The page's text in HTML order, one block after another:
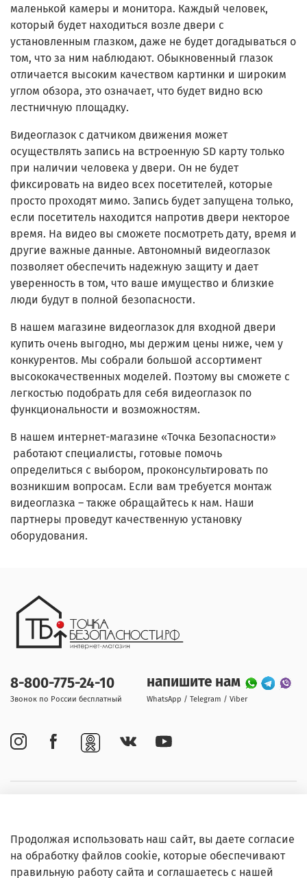
маленькой камеры и монитора. Каждый человек,
который будет находиться возле двери с
установленным глазком, даже не будет догадываться о
том, что за ним наблюдают. Обыкновенный глазок
отличается высоким качеством картинки и широким
углом обзора, это означает, что будет видно всю
лестничную площадку.
Видеоглазок с датчиком движения может
осуществлять запись на встроенную SD карту только
при наличии человека у двери. Он не будет
фиксировать на видео всех посетителей, которые
просто проходят мимо. Запись будет запущена только,
если посетитель находится напротив двери некторое
время. На видео вы сможете посмотреть дату, время и
другие важные данные. Автономный видеоглазок
позволяет обеспечить надежную защиту и дает
уверенность в том, что ваше имущество и близкие
люди будут в полной безопасности.
В нашем магазине видеоглазок для входной двери
купить очень выгодно, мы держим цены ниже, чем у
конкурентов. Мы собрали большой ассортимент
высококачественных моделей. Поэтому вы сможете с
легкостью подобрать для себя видеоглазок по
функциональности и возможностям.
В нашем интернет-магазине «Точка Безопасности»
работают специалисты, готовые помочь
определиться с выбором, проконсультировать по
возникшим вопросам. Если вам требуется монтаж
видеоглазка – также обращайтесь к нам. Наши
партнеры проведут качественную установку
оборудования.
Информация
8-800-775-24-10
Звонок по России бесплатный
напишите нам
WhatsApp / Telegram / Viber
Продолжая использовать наш сайт, вы даете согласие
на обработку файлов cookie, которые обеспечивают
правильную работу сайта и соглашаетесь с нашей